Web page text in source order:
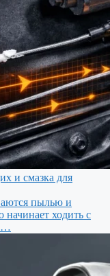
и смазка для
пылью и
ходить с